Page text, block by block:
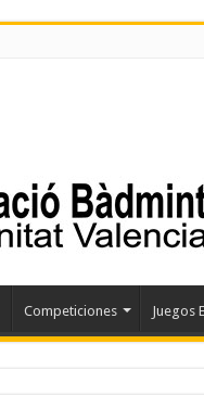
Competiciones Juegos